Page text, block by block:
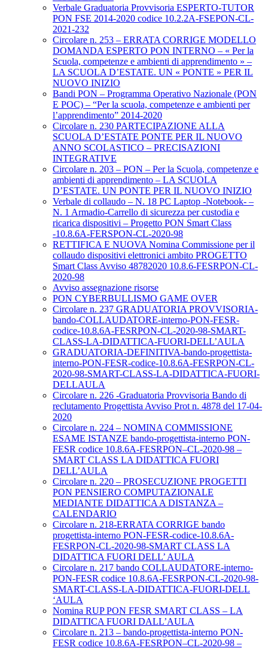
Verbale Graduatoria Provvisoria ESPERTO-TUTOR
PON FSE 2014-2020 codice 10.2.2A-FSEPON-CL-
2021-232
Circolare n. 253 – ERRATA CORRIGE MODELLO
DOMANDA ESPERTO PON INTERNO – « Per la
Scuola, competenze e ambienti di apprendimento » –
LA SCUOLA D’ESTATE. UN « PONTE » PER IL
NUOVO INIZIO
Bandi PON – Programma Operativo Nazionale (PON
E POC) – “Per la scuola, competenze e ambienti per
l’apprendimento” 2014-2020
Circolare n. 230 PARTECIPAZIONE ALLA
SCUOLA D’ESTATE PONTE PER IL NUOVO
ANNO SCOLASTICO – PRECISAZIONI
INTEGRATIVE
Circolare n. 203 – PON – Per la Scuola, competenze e
ambienti di apprendimento – LA SCUOLA
D’ESTATE. UN PONTE PER IL NUOVO INIZIO
Verbale di collaudo – N. 18 PC Laptop -Notebook- –
N. 1 Armadio-Carrello di sicurezza per custodia e
ricarica dispositivi – Progetto PON Smart Class
-10.8.6A-FERSPON-CL-2020-98
RETTIFICA E NUOVA Nomina Commissione per il
collaudo dispositivi elettronici ambito PROGETTO
Smart Class Avviso 48782020 10.8.6-FESRPON-CL-
2020-98
Avviso assegnazione risorse
PON CYBERBULLISMO GAME OVER
Circolare n. 237 GRADUATORIA PROVVISORIA-
bando-COLLAUDATORE-interno-PON-FESR-
codice-10.8.6A-FESRPON-CL-2020-98-SMART-
CLASS-LA-DIDATTICA-FUORI-DELL’AULA
GRADUATORIA-DEFINITIVA-bando-progettista-
interno-PON-FESR-codice-10.8.6A-FESRPON-CL-
2020-98-SMART-CLASS-LA-DIDATTICA-FUORI-
DELLAULA
Circolare n. 226 -Graduatoria Provvisoria Bando di
reclutamento Progettista Avviso Prot n. 4878 del 17-04-
2020
Circolare n. 224 – NOMINA COMMISSIONE
ESAME ISTANZE bando-progettista-interno PON-
FESR codice 10.8.6A-FESRPON–CL-2020-98 –
SMART CLASS LA DIDATTICA FUORI
DELL’AULA
Circolare n. 220 – PROSECUZIONE PROGETTI
PON PENSIERO COMPUTAZIONALE
MEDIANTE DIDATTICA A DISTANZA –
CALENDARIO
Circolare n. 218-ERRATA CORRIGE bando
progettista-interno PON-FESR-codice-10.8.6A-
FESRPON-CL-2020-98-SMART CLASS LA
DIDATTICA FUORI DELL’ AULA
Circolare n. 217 bando COLLAUDATORE-interno-
PON-FESR codice 10.8.6A-FESRPON-CL-2020-98-
SMART-CLASS-LA-DIDATTICA-FUORI-DELL
‘AULA
Nomina RUP PON FESR SMART CLASS – LA
DIDATTICA FUORI DALL’AULA
Circolare n. 213 – bando-progettista-interno PON-
FESR codice 10.8.6A-FESRPON–CL-2020-98 –